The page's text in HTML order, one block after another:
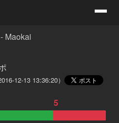
Maokai
12-13 13:36:20）
5